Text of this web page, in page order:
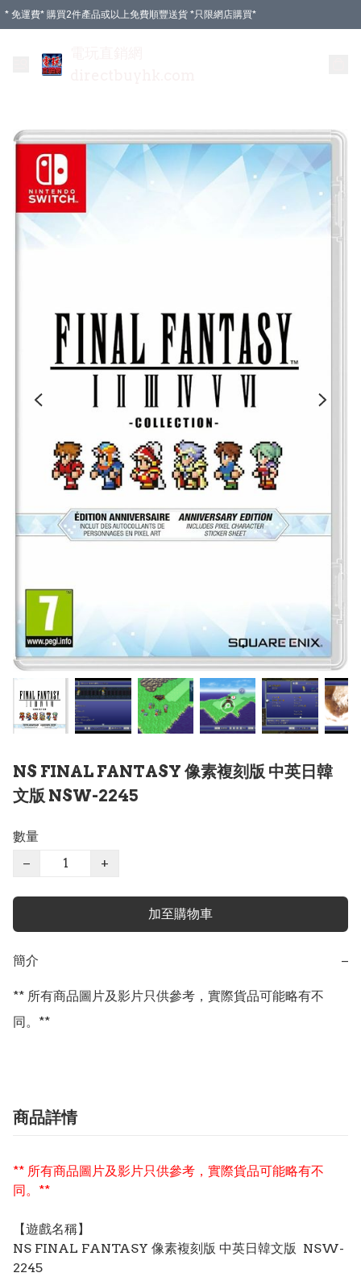
* 免運費* 購買2件產品或以上免費順豐送貨 *只限網店購買*
NS FINAL FANTASY 像素複刻版 中英日韓
文版 NSW-2245
數量
−
+
加至購物車
簡介 −
** 所有商品圖片及影片只供參考，實際貨品可能略有不
同。**
商品詳情
** 所有商品圖片及影片只供參考，實際貨品可能略有不
同。**
【遊戲名稱】
NS FINAL FANTASY 像素複刻版 中英日韓文版 NSW-
2245